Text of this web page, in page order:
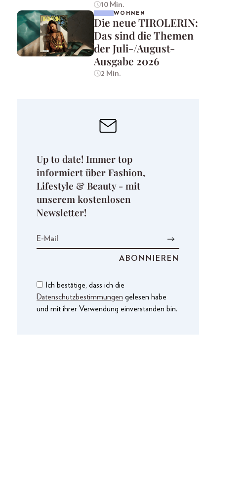
10 Min.
WOHNEN
Die neue TIROLERIN:
Das sind die Themen
der Juli-/August-
Ausgabe 2026
2 Min.
Up to date! Immer top
informiert über Fashion,
Lifestyle & Beauty - mit
unserem kostenlosen
Newsletter!
Ich bestätige, dass ich die
Datenschutzbestimmungen gelesen habe
und mit ihrer Verwendung einverstanden bin.